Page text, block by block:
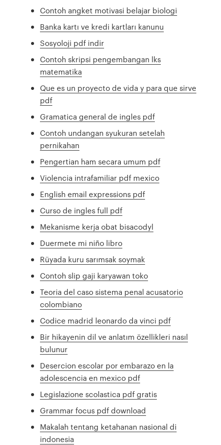
Contoh angket motivasi belajar biologi
Banka kartı ve kredi kartları kanunu
Sosyoloji pdf indir
Contoh skripsi pengembangan lks
matematika
Que es un proyecto de vida y para que sirve
pdf
Gramatica general de ingles pdf
Contoh undangan syukuran setelah
pernikahan
Pengertian ham secara umum pdf
Violencia intrafamiliar pdf mexico
English email expressions pdf
Curso de ingles full pdf
Mekanisme kerja obat bisacodyl
Duermete mi niño libro
Rüyada kuru sarımsak soymak
Contoh slip gaji karyawan toko
Teoria del caso sistema penal acusatorio
colombiano
Codice madrid leonardo da vinci pdf
Bir hikayenin dil ve anlatım özellikleri nasıl
bulunur
Desercion escolar por embarazo en la
adolescencia en mexico pdf
Legislazione scolastica pdf gratis
Grammar focus pdf download
Makalah tentang ketahanan nasional di
indonesia